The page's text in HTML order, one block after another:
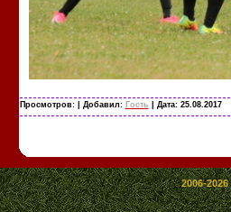
Просмотров: | Добавил: Гость | Дата: 25.08.2017
2006-